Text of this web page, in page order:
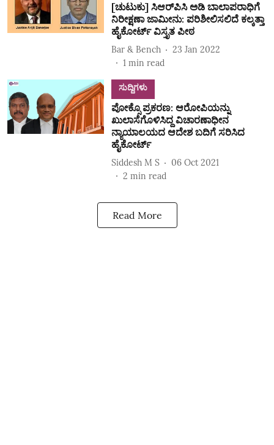
[ಚುಟುಕು] ಸಿಆರ್‌ಪಿಸಿ ಅಡಿ ಬಾಲಾಪರಾಧಿಗೆ
ನಿರೀಕ್ಷಣಾ ಜಾಮೀನು: ಪರಿಶೀಲಿಸಲಿದೆ ಕಲ್ಕತ್ತಾ
ಹೈಕೋರ್ಟ್ ವಿಸ್ತೃತ ಪೀಠ
Bar & Bench
23 Jan 2022
1 min read
ಸುದ್ದಿಗಳು
ಪೋಕ್ಸೊ ಪ್ರಕರಣ: ಆರೋಪಿಯನ್ನು
ಖುಲಾಸೆಗೊಳಿಸಿದ್ದ ವಿಚಾರಣಾಧೀನ
ನ್ಯಾಯಾಲಯದ ಆದೇಶ ಬದಿಗೆ ಸರಿಸಿದ
ಹೈಕೋರ್ಟ್‌
Siddesh M S
06 Oct 2021
2 min read
Read More